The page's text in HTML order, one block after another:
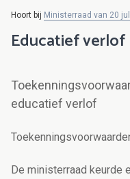
Hoort bij Ministerraad van 20
Educatief verlof
educatief verlof
De ministerraad keurde